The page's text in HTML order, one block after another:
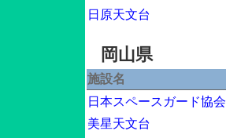
日原天文台
岡山県
施設名
日本スペースガード協会
美星天文台